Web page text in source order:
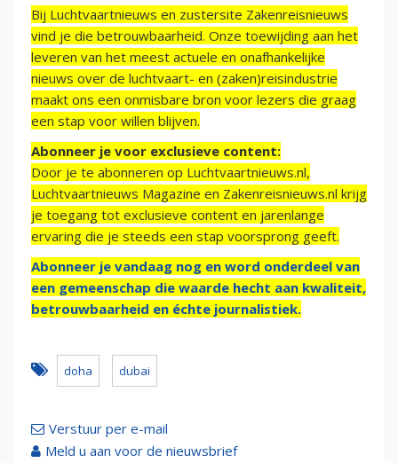
Bij Luchtvaartnieuws en zustersite Zakenreisnieuws
vind je die betrouwbaarheid. Onze toewijding aan het
leveren van het meest actuele en onafhankelijke
nieuws over de luchtvaart- en (zaken)reisindustrie
maakt ons een onmisbare bron voor lezers die graag
een stap voor willen blijven.
Abonneer je voor exclusieve content:
Door je te abonneren op Luchtvaartnieuws.nl,
Luchtvaartnieuws Magazine en Zakenreisnieuws.nl krijg
je toegang tot exclusieve content en jarenlange
ervaring die je steeds een stap voorsprong geeft.
Abonneer je vandaag nog en word onderdeel van
een gemeenschap die waarde hecht aan kwaliteit,
betrouwbaarheid en échte journalistiek.
doha dubai
Verstuur per e-mail
Meld u aan voor de nieuwsbrief